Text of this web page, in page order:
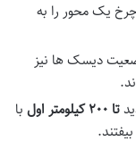
یک محور را به
دیسک ها نیز
تا ۲۰۰کیلومتر اول با